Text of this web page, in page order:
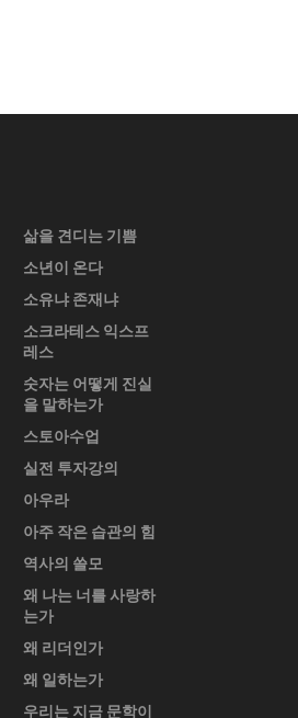
삶을 견디는 기쁨
소년이 온다
소유냐 존재냐
소크라테스 익스프
레스
숫자는 어떻게 진실
을 말하는가
스토아수업
실전 투자강의
아우라
아주 작은 습관의 힘
역사의 쓸모
왜 나는 너를 사랑하
는가
왜 리더인가
왜 일하는가
우리는 지금 문학이